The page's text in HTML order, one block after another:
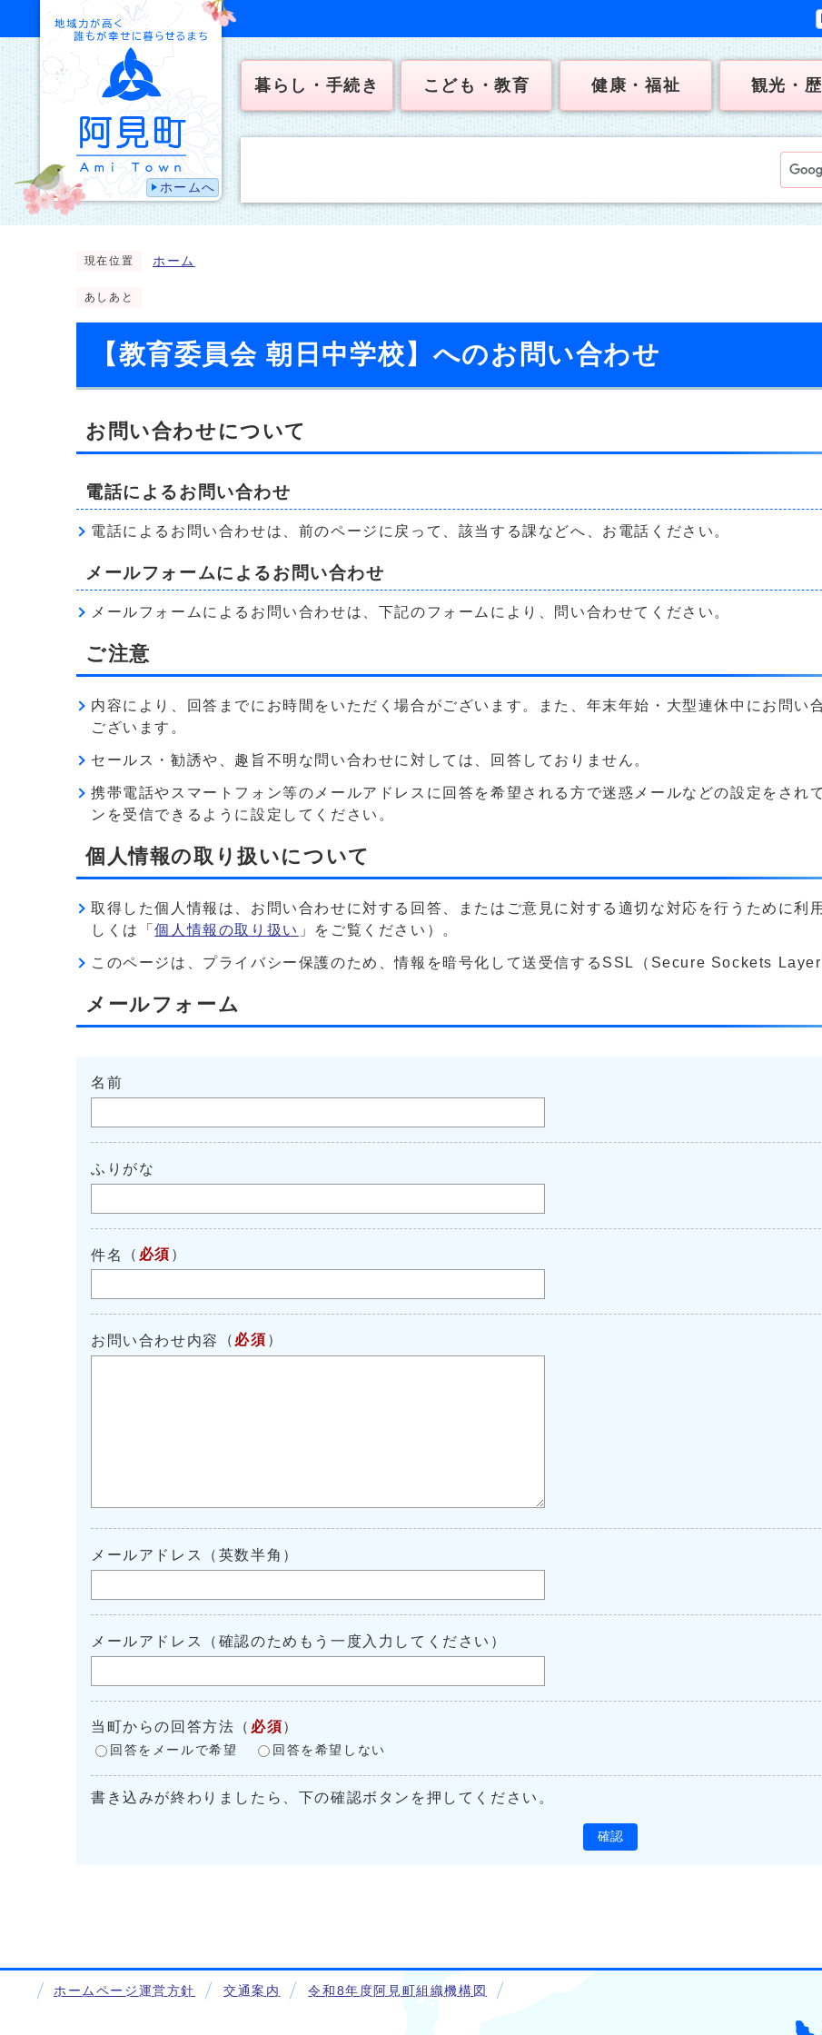
ホームへ
暮らし・手続き こども・教育 健康・福祉 観光・
現在位置 ホーム
あしあと
【教育委員会 朝日中学校】へのお問い合わせ
お問い合わせについて
電話によるお問い合わせ
電話によるお問い合わせは、前のページに戻って、該当する課などへ、お電話ください。
メールフォームによるお問い合わせ
メールフォームによるお問い合わせは、下記のフォームにより、問い合わせてください。
ご注意
内容により、回答までにお時間をいただく場合がございます。また、年末年始・大型連休中にお問い
ございます。
セールス・勧誘や、趣旨不明な問い合わせに対しては、回答しておりません。
携帯電話やスマートフォン等のメールアドレスに回答を希望される方で迷惑メールなどの設定をさ
ンを受信できるように設定してください。
個人情報の取り扱いについて
取得した個人情報は、お問い合わせに対する回答、またはご意見に対する適切な対応を行うために利
しくは「個人情報の取り扱い 」をご覧ください）。
このページは、プライバシー保護のため、情報を暗号化して送受信するSSL（Secure Sockets Layer
メールフォーム
名前
ふりがな
件名 （ 必須 ）
お問い合わせ内容 （ 必須 ）
メールアドレス（英数半角）
メールアドレス（確認のためもう一度入力してください）
当町からの回答方法 （ 必須）
回答をメールで希望 回答を希望しない
書き込みが終わりましたら、下の確認ボタンを押してください。
確認
ホームページ運営方針 交通案内 令和8年度阿見町組織機構図